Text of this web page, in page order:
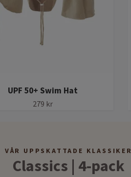
UPF 50+ Swim Hat
279 kr
VÅR UPPSKATTADE KLASSIKER
Classics | 4-pack